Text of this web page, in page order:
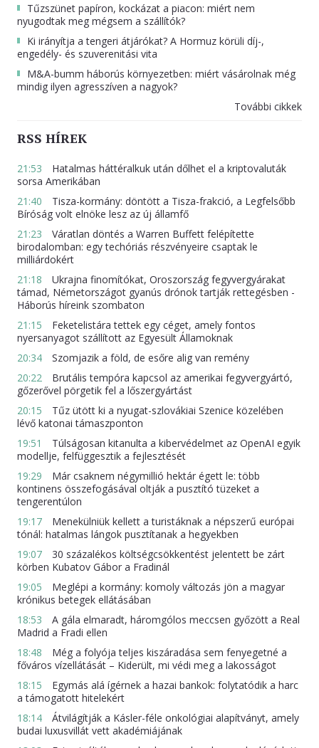
Tűzszünet papíron, kockázat a piacon: miért nem
nyugodtak meg mégsem a szállítók?
Ki irányítja a tengeri átjárókat? A Hormuz körüli díj-,
engedély- és szuverenitási vita
M&A-bumm háborús környezetben: miért vásárolnak még
mindig ilyen agresszíven a nagyok?
További cikkek
RSS HÍREK
21:53
Hatalmas háttéralkuk után dőlhet el a kriptovaluták
sorsa Amerikában
21:40
Tisza-kormány: döntött a Tisza-frakció, a Legfelsőbb
Bíróság volt elnöke lesz az új államfő
21:23
Váratlan döntés a Warren Buffett felépítette
birodalomban: egy techóriás részvényeire csaptak le
milliárdokért
21:18
Ukrajna finomítókat, Oroszország fegyvergyárakat
támad, Németországot gyanús drónok tartják rettegésben -
Háborús híreink szombaton
21:15
Feketelistára tettek egy céget, amely fontos
nyersanyagot szállított az Egyesült Államoknak
20:34
Szomjazik a föld, de esőre alig van remény
20:22
Brutális tempóra kapcsol az amerikai fegyvergyártó,
gőzerővel pörgetik fel a lőszergyártást
20:15
Tűz ütött ki a nyugat-szlovákiai Szenice közelében
lévő katonai támaszponton
19:51
Túlságosan kitanulta a kibervédelmet az OpenAI egyik
modellje, felfüggesztik a fejlesztését
19:29
Már csaknem négymillió hektár égett le: több
kontinens összefogásával oltják a pusztító tüzeket a
tengerentúlon
19:17
Menekülniük kellett a turistáknak a népszerű európai
tónál: hatalmas lángok pusztítanak a hegyekben
19:07
30 százalékos költségcsökkentést jelentett be zárt
körben Kubatov Gábor a Fradinál
19:05
Meglépi a kormány: komoly változás jön a magyar
krónikus betegek ellátásában
18:53
A gála elmaradt, háromgólos meccsen győzött a Real
Madrid a Fradi ellen
18:48
Még a folyója teljes kiszáradása sem fenyegetné a
főváros vízellátását – Kiderült, mi védi meg a lakosságot
18:15
Egymás alá ígérnek a hazai bankok: folytatódik a harc
a támogatott hitelekért
18:14
Átvilágítják a Kásler-féle onkológiai alapítványt, amely
budai luxusvillát vett akadémiájának